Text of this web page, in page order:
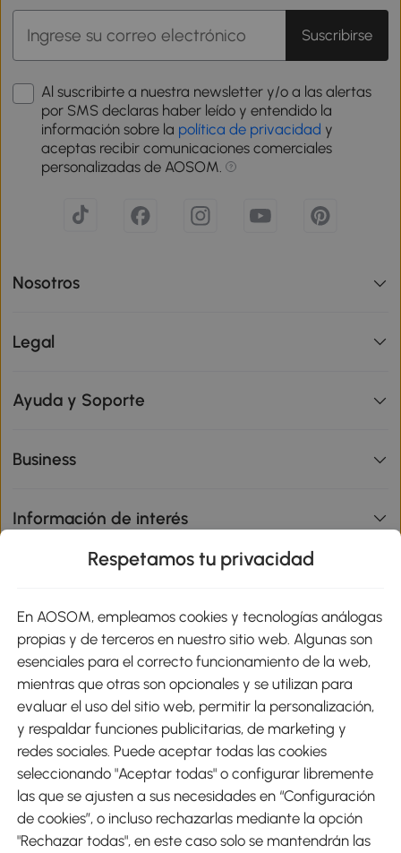
Suscribirse
Al suscribirte a nuestra newsletter y/o a las alertas
por SMS declaras haber leído y entendido la
información sobre la política de privacidad y
aceptas recibir comunicaciones comerciales
personalizadas de AOSOM.
Nosotros
Legal
Ayuda y Soporte
Business
Información de interés
Métodos de Pago
Envíos
Descargar Aosom App
Respetamos tu privacidad
En AOSOM, empleamos cookies y tecnologías análogas
propias y de terceros en nuestro sitio web. Algunas son
esenciales para el correcto funcionamiento de la web,
mientras que otras son opcionales y se utilizan para
evaluar el uso del sitio web, permitir la personalización,
y respaldar funciones publicitarias, de marketing y
redes sociales. Puede aceptar todas las cookies
seleccionando "Aceptar todas" o configurar libremente
las que se ajusten a sus necesidades en “Configuración
de cookies”, o incluso rechazarlas mediante la opción
"Rechazar todas", en este caso solo se mantendrán las